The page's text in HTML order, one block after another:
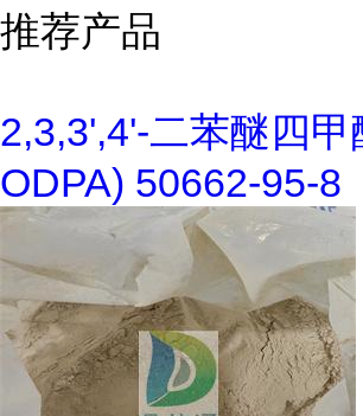
推荐产品
2,3,3',4'-二苯醚四
ODPA) 50662-95-8